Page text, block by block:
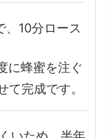
10分ロース
に蜂蜜を注ぐ
て完成です。